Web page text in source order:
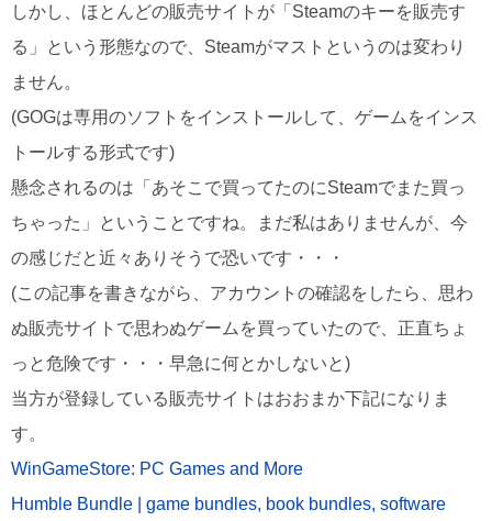
しかし、ほとんどの販売サイトが「Steamのキーを販売す
る」という形態なので、Steamがマストというのは変わり
ません。
(GOGは専用のソフトをインストールして、ゲームをインス
トールする形式です)
懸念されるのは「あそこで買ってたのにSteamでまた買っ
ちゃった」ということですね。まだ私はありませんが、今
の感じだと近々ありそうで恐いです・・・
(この記事を書きながら、アカウントの確認をしたら、思わ
ぬ販売サイトで思わぬゲームを買っていたので、正直ちょ
っと危険です・・・早急に何とかしないと)
当方が登録している販売サイトはおおまか下記になりま
す。
WinGameStore: PC Games and More
Humble Bundle | game bundles, book bundles, software